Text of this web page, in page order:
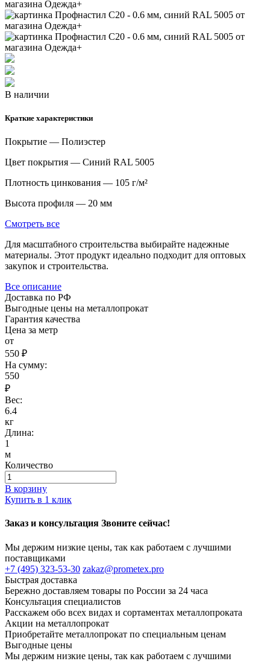
В наличии
Краткие характеристики
Покрытие — Полиэстер
Цвет покрытия — Синий RAL 5005
Плотность цинкования — 105 г/м²
Высота профиля — 20 мм
Смотреть все
Для масштабного строительства выбирайте надежные
материалы. Этот продукт идеально подходит для оптовых
закупок и строительства.
Все описание
Доставка по РФ
Выгодные цены на металлопрокат
Гарантия качества
Цена за метр
от
550 ₽
На сумму:
550
₽
Вес:
6.4
кг
Длина:
1
м
Количество
В корзину
Купить в 1 клик
Заказ и консультация Звоните сейчас!
Мы держим низкие цены, так как работаем с лучшими
поставщиками
+7 (495) 323-53-30 zakaz@prometex.pro
Быстрая доставка
Бережно доставляем товары по России за 24 часа
Консультация специалистов
Расскажем обо всех видах и сортаментах металлопроката
Акции на металлопрокат
Приобретайте металлопрокат по специальным ценам
Выгодные цены
Мы держим низкие цены, так как работаем с лучшими